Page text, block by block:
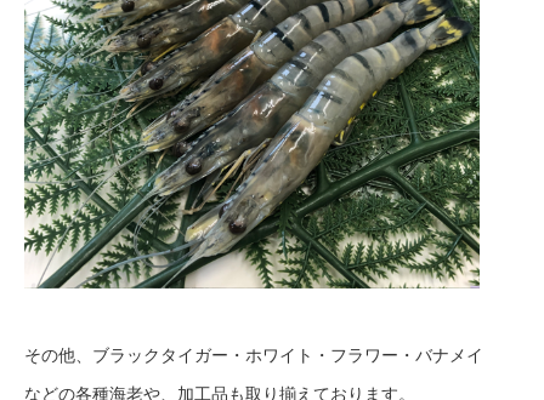
その他、ブラックタイガー・ホワイト・フラワー・バナメイ
などの各種海老や、加工品も取り揃えております。